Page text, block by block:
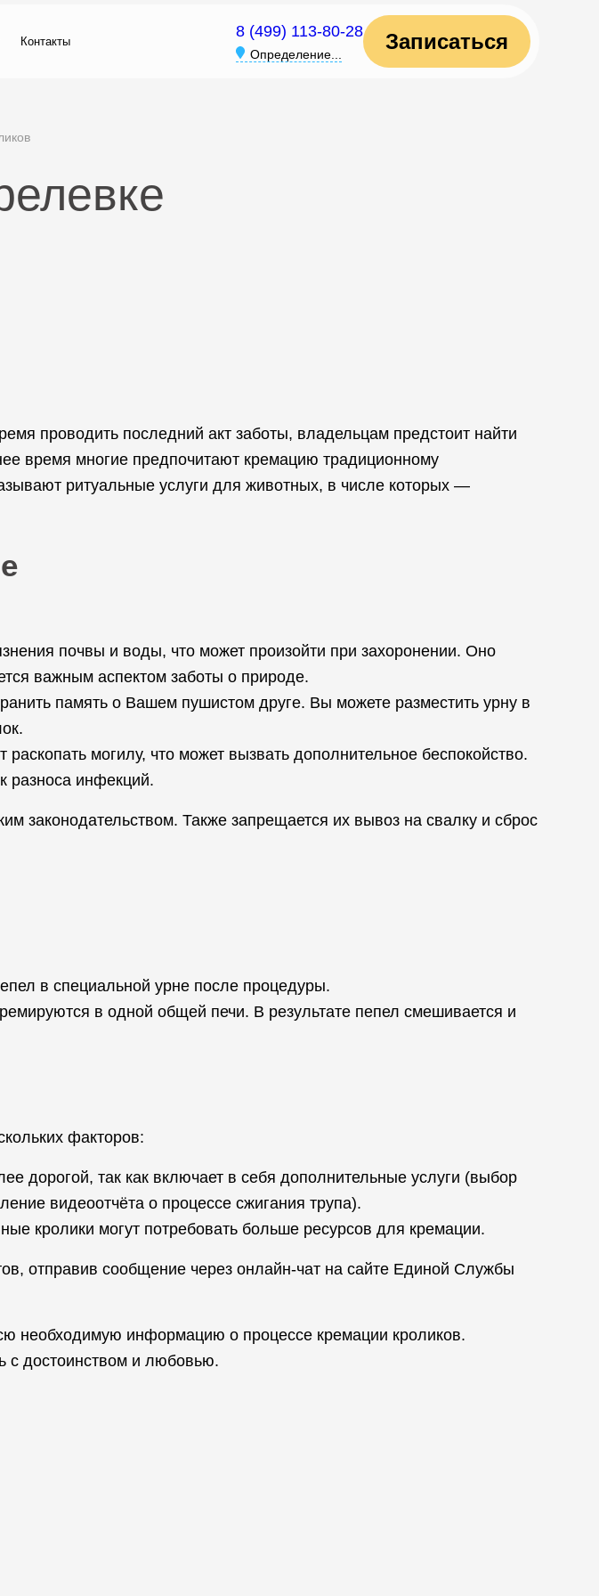
Контакты
8 (499) 113-80-28
Определение...
Записаться
проводить последний акт заботы, владельцам предстоит найти
время многие предпочитают кремацию традиционному
ритуальные услуги для животных, в числе которых —
почвы и воды, что может произойти при захоронении. Оно
важным аспектом заботы о природе.
память о Вашем пушистом друге. Вы можете разместить урну в
могилу, что может вызвать дополнительное беспокойство.
разноса инфекций.
законодательством. Также запрещается их вывоз на свалку и сброс
в специальной урне после процедуры.
в одной общей печи. В результате пепел смешивается и
факторов:
дорогой, так как включает в себя дополнительные услуги (выбор
видеоотчёта о процессе сжигания трупа).
кролики могут потребовать больше ресурсов для кремации.
отправив сообщение через онлайн-чат на сайте Единой Службы
необходимую информацию о процессе кремации кроликов.
с достоинством и любовью.